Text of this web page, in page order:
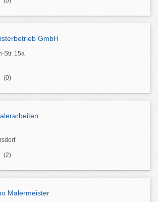
GmbH
Str. 15a
(0)
(2)
Malermeister